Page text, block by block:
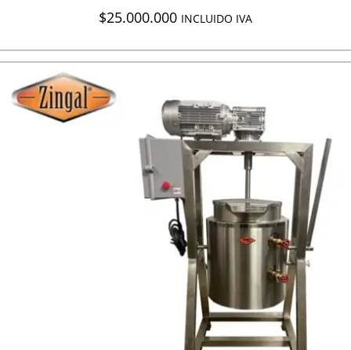
$25.000.000 INCLUIDO IVA